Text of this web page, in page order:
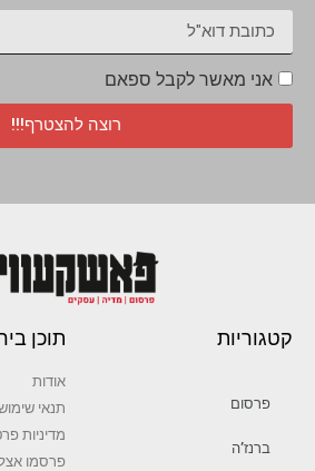
אני מאשר לקבל ספאם
רוצה להצטרף!!!
קטגוריות
פרסום
ברנז’ה
תוכן
אודות
תנאי
מדיניות
פרסמו